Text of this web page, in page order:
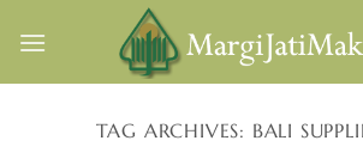
TAG ARCHIVES: BALI